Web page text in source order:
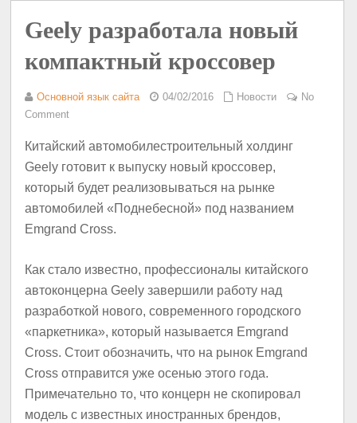
Geely разработала новый
компактный кроссовер
Основной язык сайта 04/02/2016 Новости
No
Comment
Китайский автомобилестроительный холдинг
Geely готовит к выпуску новый кроссовер,
который будет реализовываться на рынке
автомобилей «Поднебесной» под названием
Emgrand Cross.
Как стало известно, профессионалы китайского
автоконцерна Geely завершили работу над
разработкой нового, современного городского
«паркетника», который называется Emgrand
Cross. Стоит обозначить, что на рынок Emgrand
Cross отправится уже осенью этого года.
Примечательно то, что концерн не скопировал
модель с известных иностранных брендов,